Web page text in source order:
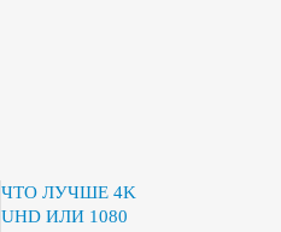
ЧТО ЛУЧШЕ 4K
UHD ИЛИ 1080